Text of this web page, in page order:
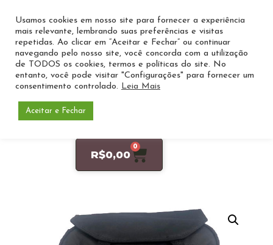
Entre ou Cadastre-se
R$0,00
0
Usamos cookies em nosso site para fornecer a experiência
mais relevante, lembrando suas preferências e visitas
repetidas. Ao clicar em “Aceitar e Fechar” ou continuar
navegando pelo nosso site, você concorda com a utilização
de TODOS os cookies, termos e políticas do site. No
entanto, você pode visitar "Configurações" para fornecer um
consentimento controlado. Leia Mais
Aceitar e Fechar